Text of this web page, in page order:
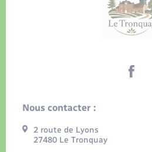
Nous contacter :
2 route de Lyons
27480 Le Tronquay